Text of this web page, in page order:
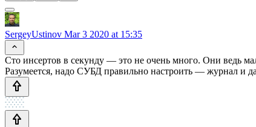
SergeyUstinov Mar 3 2020 at 15:35
Сто инсертов в секунду — это не очень много. Они ведь
Разумеется, надо СУБД правильно настроить — журнал и